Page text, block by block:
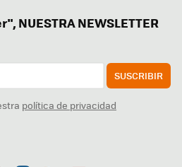
NUESTRA NEWSLETTER
SUSCRIBIR
política de privacidad